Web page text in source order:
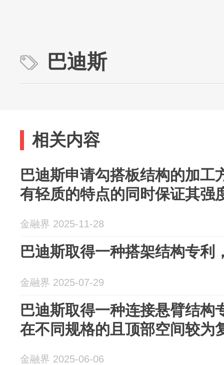
巴迪斯
相关内容
巴迪斯申请勾搭板结构的加工
有轻质的特点的同时保证其强
金融界 2025-11-28
巴迪斯取得一种搭架结构专利
金融界 2025-07-29
巴迪斯取得一种连接悬臂结构
在不同规格的且顶部空间较为
金融界 2025-06-06